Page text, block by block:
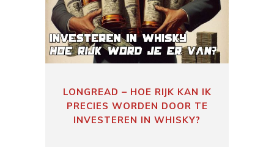
LONGREAD – HOE RIJK KAN IK
PRECIES WORDEN DOOR TE
INVESTEREN IN WHISKY?